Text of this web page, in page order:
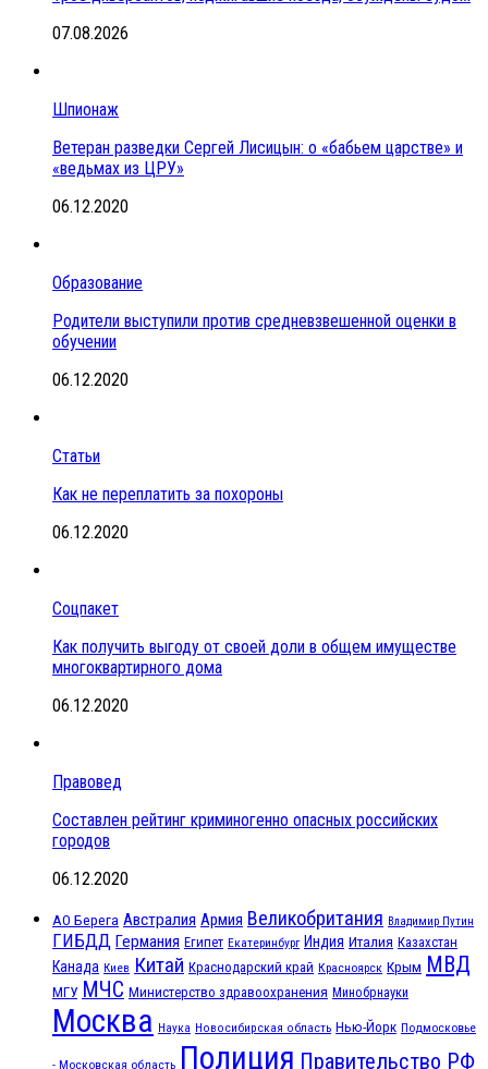
07.08.2026
Шпионаж
Ветеран разведки Сергей Лисицын: о «бабьем царстве» и
«ведьмах из ЦРУ»
06.12.2020
Образование
Родители выступили против средневзвешенной оценки в
обучении
06.12.2020
Статьи
Как не переплатить за похороны
06.12.2020
Соцпакет
Как получить выгоду от своей доли в общем имуществе
многоквартирного дома
06.12.2020
Правовед
Составлен рейтинг криминогенно опасных российских
городов
06.12.2020
АО Берега Австралия Армия Великобритания Владимир Путин
ГИБДД Германия Египет Екатеринбург Индия Италия Казахстан
Канада Киев Китай Краснодарский край Красноярск Крым МВД
МГУ МЧС Министерство здравоохранения Минобрнауки
Москва Наука Новосибирская область Нью-Йорк Подмосковье
- Московская область Полиция Правительство РФ